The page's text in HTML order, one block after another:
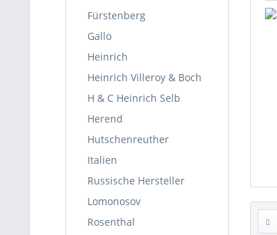
Fürstenberg
Gallo
Heinrich
Heinrich Villeroy & Boch
H & C Heinrich Selb
Herend
Hutschenreuther
Italien
Russische Hersteller
Lomonosov
Rosenthal